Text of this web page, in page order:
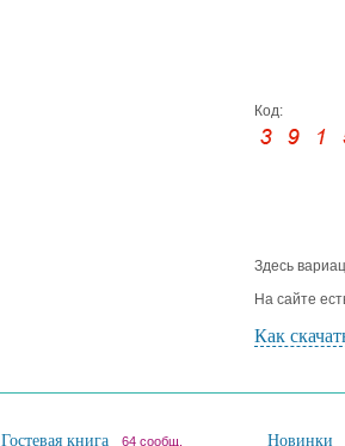
Код:
Здесь
На сайте
Как
Гостевая книга 64 сообщ. Новинки